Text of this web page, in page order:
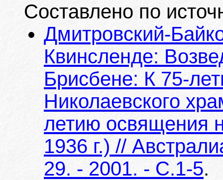
Составлено по
Дмитровский-
Квинсленде:
Брисбене: К 75-
Николаевского
летию освящения
1936 г.) //
29. - 2001. - С.1-5.